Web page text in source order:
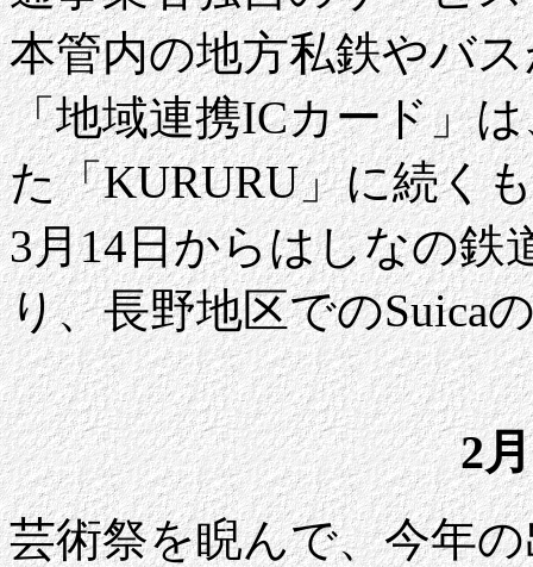
本管内の地方私鉄やバ
「地域連携ICカード」
た「KURURU」に続く
3月14日からはしなの鉄
り、長野地区でのSuica
2
芸術祭を睨んで、今年